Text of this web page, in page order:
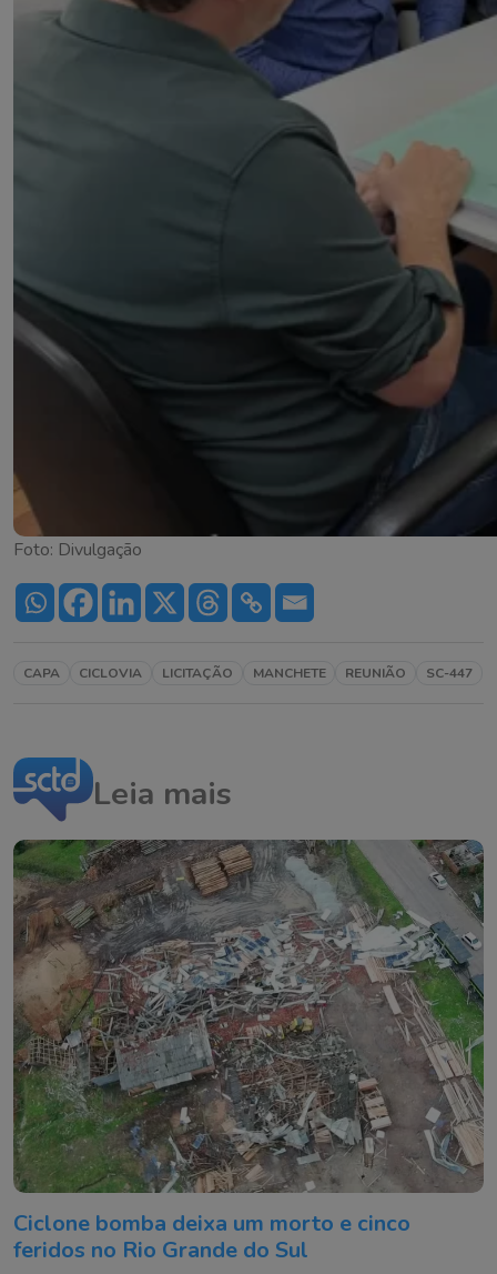
Foto: Divulgação
CAPA CICLOVIA LICITAÇÃO MANCHETE REUNIÃO SC-447
Leia mais
Ciclone bomba deixa um morto e cinco
feridos no Rio Grande do Sul